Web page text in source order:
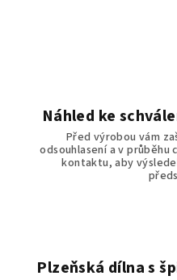
Náhled ke
Před výrobou vám
odsouhlasení a v průběhu
kontaktu, aby
Plzeňská dílna s